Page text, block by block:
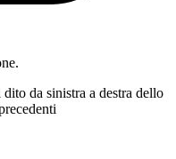
da sinistra a destra dello